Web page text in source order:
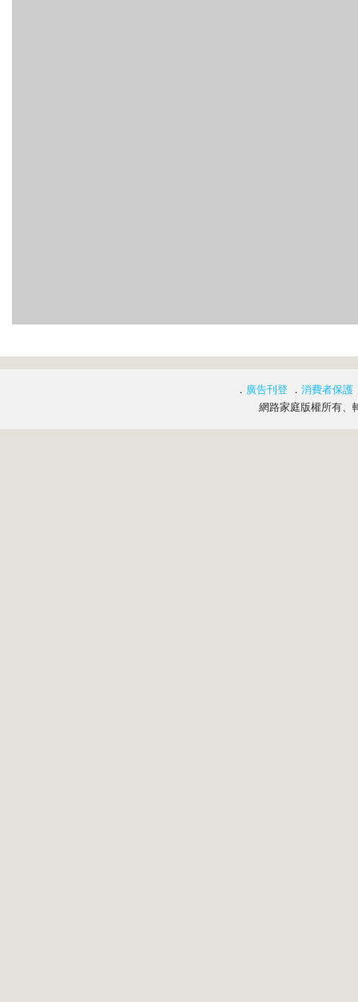
． 廣告刊登 ． 消費者保護
網路家庭版權所有、